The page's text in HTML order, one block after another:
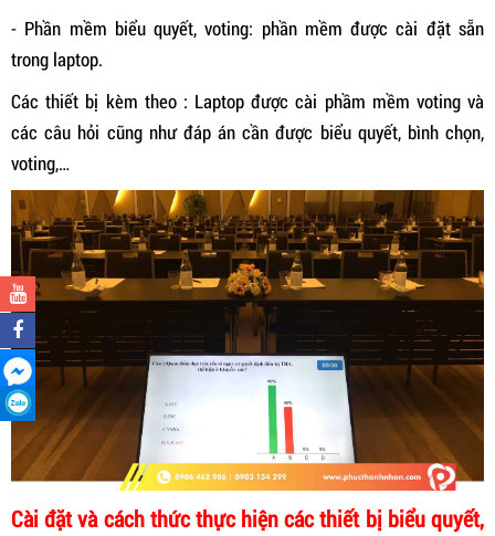
- Phần mềm biểu quyết, voting: phần mềm được cài đặt sẵn
trong laptop.
Các thiết bị kèm theo : Laptop được cài phầm mềm voting và
các câu hỏi cũng như đáp án cần được biểu quyết, bình chọn,
voting,…
Cài đặt và cách thức thực hiện các thiết bị biểu quyết,